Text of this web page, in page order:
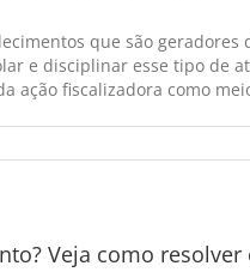
que são
e disciplinar esse tipo de
ação fiscalizadora como
Veja como